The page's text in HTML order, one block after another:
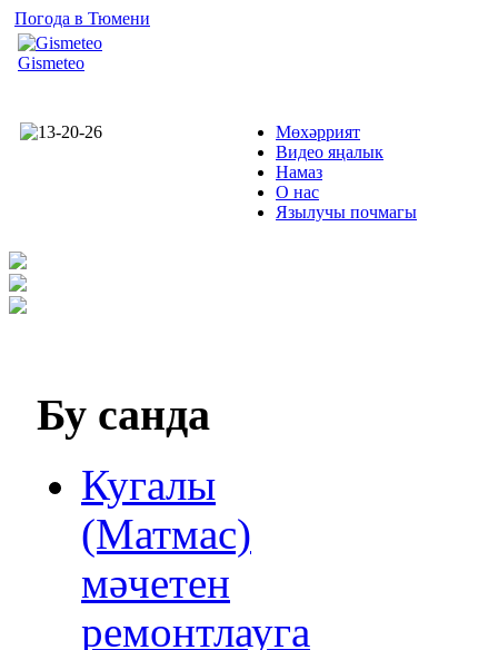
Погода в Тюмени
Gismeteo
Мөхәррият
Видео яңалык
Намаз
О нас
Язылучы почмагы
Бу санда
Кугалы
(Матмас)
мәчетен
ремонтлауга